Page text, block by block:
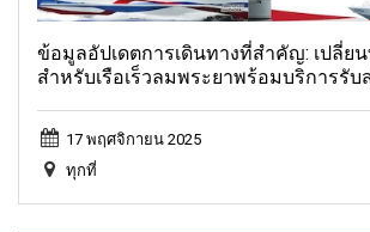
ข้อมูลอัปเดตการเดินทางที่สำคัญ: เปลี่ยน
สำหรับเรือเร็วลมพระยาพร้อมบริการรับ
17 พฤศจิกายน 2025
ทุกที่